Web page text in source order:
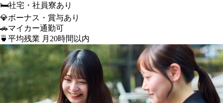
🛏️社宅・社員寮あり
💎ボーナス・賞与あり
🚗マイカー通勤可
🍵 平均残業 月20時間以内